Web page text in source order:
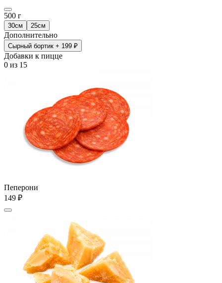
500 г
30см 25см
Дополнительно
Сырный бортик + 199 ₽
Добавки к пицце
0 из 15
Пеперони
149 ₽